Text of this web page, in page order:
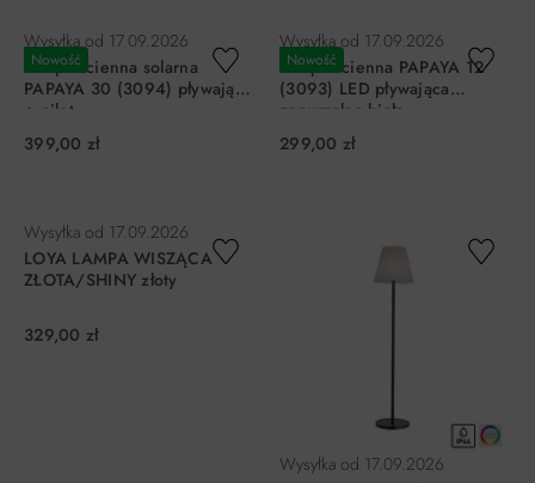
Nowość
Wysyłka od 17.09.2026
Lampa ścienna solarna
PAPAYA 30 (3094) pływająca
+ pilot
399,00 zł
Nowość
Wysyłka od 17.09.2026
Lampa ścienna PAPAYA 12
(3093) LED pływająca
zanurzalna biała
299,00 zł
Wysyłka od 17.09.2026
LOYA LAMPA WISZĄCA
ZŁOTA/SHINY złoty
329,00 zł
Wysyłka od 17.09.2026